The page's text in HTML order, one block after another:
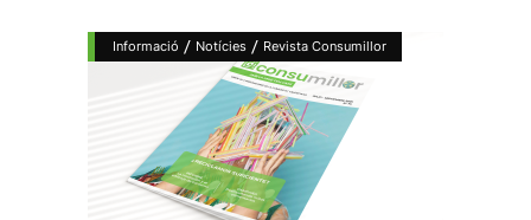
Informació / Notícies / Revista Consumillor